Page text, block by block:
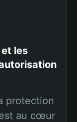
les
protection
au cœur